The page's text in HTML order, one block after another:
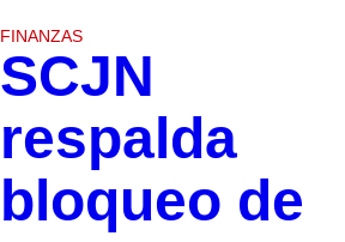
FINANZAS
SCJN
respalda
bloqueo de